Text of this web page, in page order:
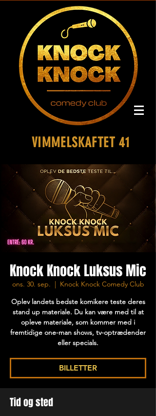
VIMMELSKAFTET 41
Knock Knock Luksus Mic
ons. 30. sep.
  |
Knock Knock Comedy Club
Oplev landets bedste komikere teste deres
stand up materiale. Du kan være med til at
opleve materiale, som kommer med i
fremtidige one-man shows, tv-optrædender
eller specials.
BILLETTER
Tid og sted